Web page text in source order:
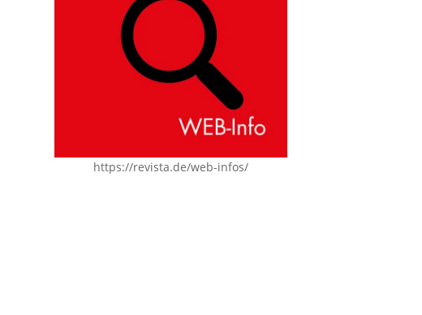
https://revista.de/web-infos/